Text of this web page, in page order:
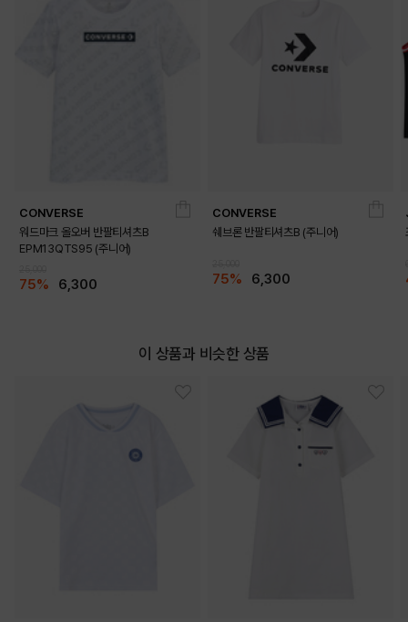
CONVERSE
워드마크 올오버 반팔티셔츠B
EPM13QTS95 (주니어)
75% 6,300
CONVERSE
쉐브론 반팔티셔츠B (주니어)
75% 6,300
이 상품과 비슷한 상품